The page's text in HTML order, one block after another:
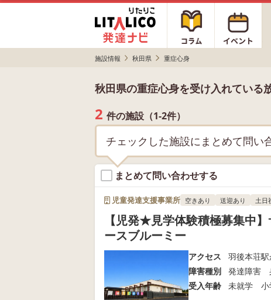
施設情報 秋田県 重症心身
秋田県の重症心身を受け入れている
2 件の施設（1-2件）
チェックした施設にまとめて問い
まとめて問い合わせする
児童発達支援事業所 空きあり 送迎あり 土日
【児発★見学体験積極募集中
ースブルーミー
アクセス
羽後本荘
障害種別
発達障害
受入年齢
未就学